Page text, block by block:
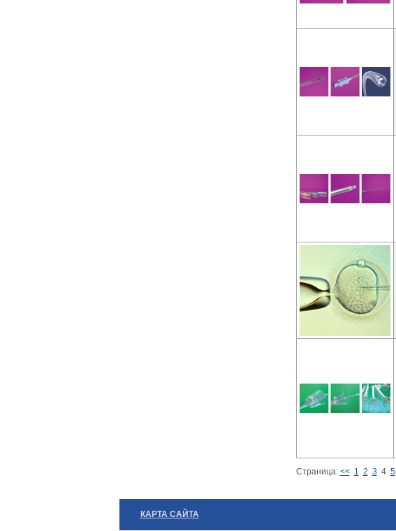
Страница: << 1 2 3 4 5
КАРТА САЙТА